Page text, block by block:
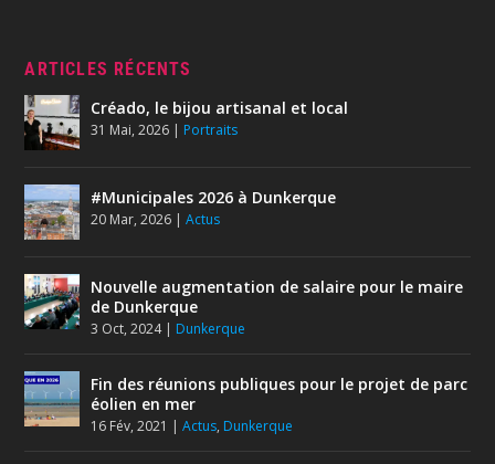
ARTICLES RÉCENTS
Créado, le bijou artisanal et local
31 Mai, 2026 | Portraits
#Municipales 2026 à Dunkerque
20 Mar, 2026 |Actus
Nouvelle augmentation de salaire pour le maire
de Dunkerque
3 Oct, 2024| Dunkerque
Fin des réunions publiques pour le projet de parc
éolien en mer
16 Fév, 2021 |Actus, Dunkerque